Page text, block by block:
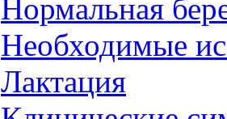
Нормальная
Необходимые
Лактация